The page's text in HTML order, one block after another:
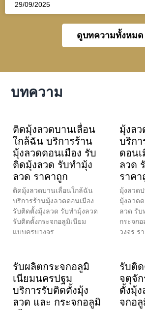
29/09/2025
ดูบทความทั้งหมด
บทความ
ติดมุ้งลวดบานเลื่อน
ใกล้ฉัน บริการร้าน
มุ้งลวดดอนเมือง รับ
ติดมุ้งลวด รับทำมุ้ง
ลวด ราคาถูก
ติดมุ้งลวดบานเลื่อนใกล้ฉัน
บริการร้านมุ้งลวดดอนเมือง
รับติดตั้งมุ้งลวด รับทำมุ้งลวด
รับติดตั้งกระจกอลูมิเนียม
แบบครบวงจร
มุ้งล
บริกา
ดอน
ลวด
ราคา
มุ้งลวด
มุ้งลวด
ลวด รับ
กระจก
วงจร ร
รับผลิตกระจกอลูมิ
เนียมนครปฐม
บริการรับติดตั้งมุ้ง
ลวด และ กระจกอลูมิ
รับติ
จตุจั
ตั้งมุ้ง
จกอ